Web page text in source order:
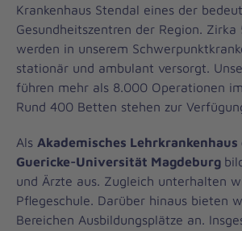
Krankenhaus Stendal eines der
Gesundheitszentren der Region.
werden in unserem
stationär und ambulant versorgt.
führen mehr als 8.000 Operationen
Rund 400 Betten stehen zur
Als Akademisches
Guericke-Universität Magdeburg
und Ärzte aus. Zugleich unterhalten
Pflegeschule. Darüber hinaus bieten
Bereichen Ausbildungsplätze an.